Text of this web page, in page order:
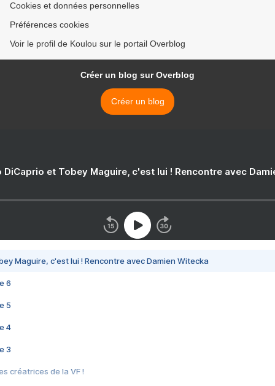
Cookies et données personnelles
Préférences cookies
Voir le profil de Koulou sur le portail Overblog
Créer un blog sur Overblog
Créer un blog
DiCaprio et Tobey Maguire, c'est lui ! Rencontre avec
Maguire, c'est lui ! Rencontre avec Damien Witecka
6
5
4
3
créatrices de la VF !